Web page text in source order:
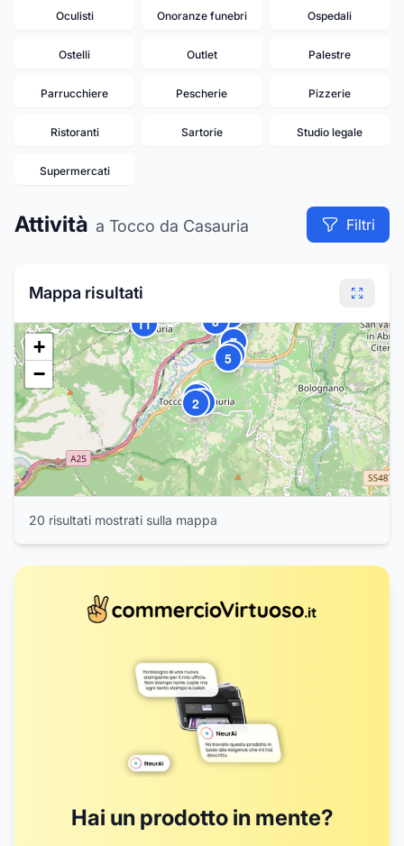
Oculisti Onoranze funebri Ospedali
Ostelli Outlet Palestre
Parrucchiere Pescherie Pizzerie
Ristoranti Sartorie Studio legale
Supermercati
Attività a Tocco da Casauria Filtri
Mappa risultati
1
2
34
5
6
7
8
11
+
−
20 risultati mostrati sulla mappa
Hai un prodotto in mente?